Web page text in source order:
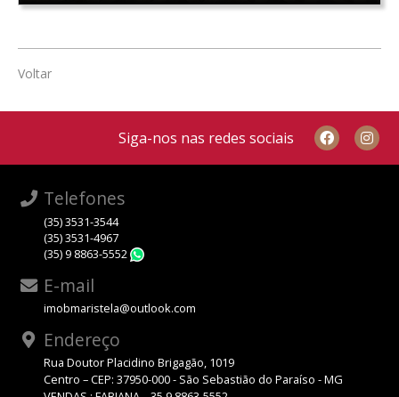
Voltar
Siga-nos nas redes sociais
Telefones
(35) 3531-3544
(35) 3531-4967
(35) 9 8863-5552
E-mail
imobmaristela@outlook.com
Endereço
Rua Doutor Placidino Brigagão, 1019
Centro – CEP: 37950-000 - São Sebastião do Paraíso - MG